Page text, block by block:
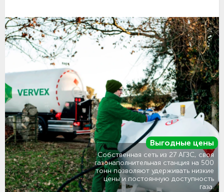
Выгодные цены
Собственная сеть из 27 АГЗС, своя
газонаполнительная станция на 500
тонн позволяют удерживать низкие
цены и постоянную доступность
газа.